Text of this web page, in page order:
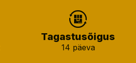
Tagastusõigus
14 päeva